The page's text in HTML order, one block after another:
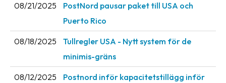
Terms
conditions
08/21/2025
PostNord pausar paket till USA och
Puerto Rico
08/18/2025
Tullregler USA - Nytt system för de
minimis-gräns
08/12/2025
Postnord inför kapacitetstillägg inför